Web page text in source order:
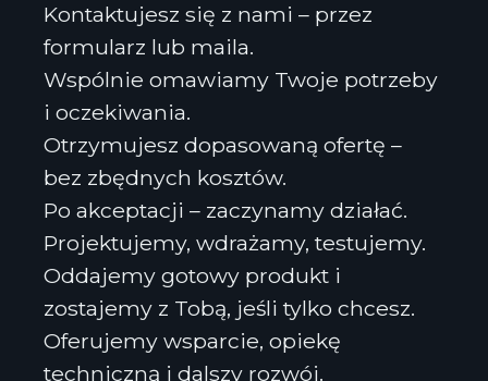
Kontaktujesz się z nami – przez
formularz lub maila.
Wspólnie omawiamy Twoje potrzeby
i oczekiwania.
Otrzymujesz dopasowaną ofertę –
bez zbędnych kosztów.
Po akceptacji – zaczynamy działać.
Projektujemy, wdrażamy, testujemy.
Oddajemy gotowy produkt i
zostajemy z Tobą, jeśli tylko chcesz.
Oferujemy wsparcie, opiekę
techniczną i dalszy rozwój.